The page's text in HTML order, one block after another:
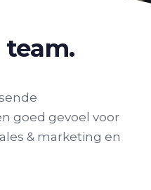
goed gevoel voor
& marketing en